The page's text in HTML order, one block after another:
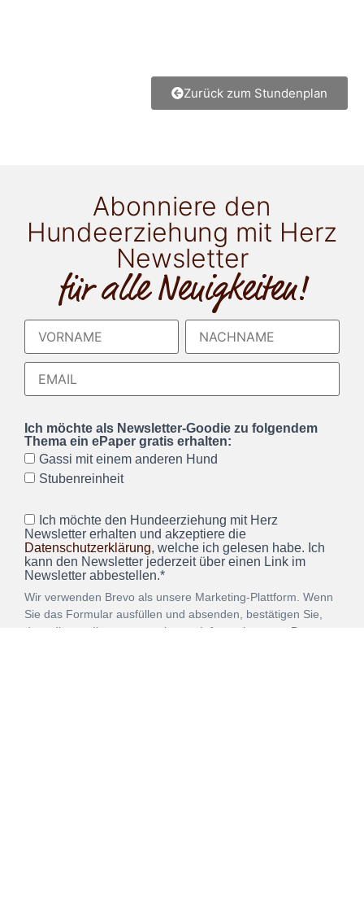
Zurück zum Stundenplan
Abonniere den
Hundeerziehung mit Herz
Newsletter
für alle Neuigkeiten!
Ich möchte als Newsletter-Goodie zu folgendem
Thema ein ePaper gratis erhalten:
Gassi mit einem anderen Hund
Stubenreinheit
Ich möchte den Hundeerziehung mit Herz
Newsletter erhalten und akzeptiere die
Datenschutzerklärung, welche ich gelesen habe. Ich
kann den Newsletter jederzeit über einen Link im
Newsletter abbestellen.*
Wir verwenden Brevo als unsere Marketing-Plattform. Wenn
Sie das Formular ausfüllen und absenden, bestätigen Sie,
dass die von Ihnen angegebenen Informationen an Brevo